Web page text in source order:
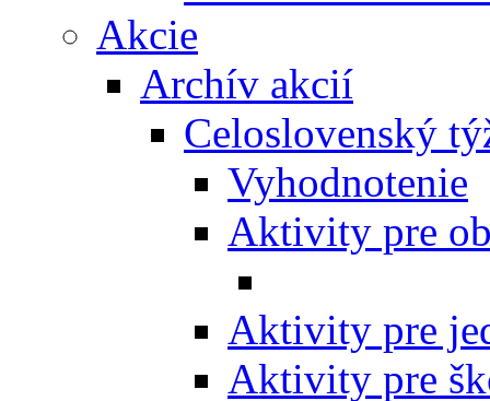
Akcie
Archív akcií
Celoslovenský
Vyhodnotenie
Aktivity pre
Aktivity pre
Aktivity pre